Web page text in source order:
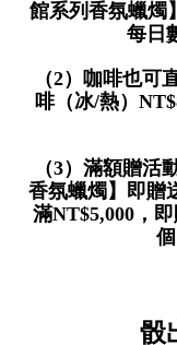
館系列香氛蠟燭
每日
（2）咖啡也可
啡（冰/熱）
（3）滿額贈活
香氛蠟燭】即贈
滿NT$5,000，
骰